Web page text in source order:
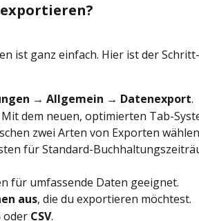
ist ganz einfach. Hier ist der
→ Allgemein → Datenexport.
Mit dem neuen, optimierten Tab-
zwei Arten von Exporten
für Standard-
für umfassende Daten geeignet.
aus, die du exportieren möchtest.
oder CSV.